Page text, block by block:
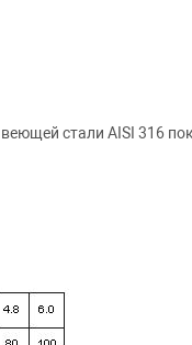
стали AISI 316